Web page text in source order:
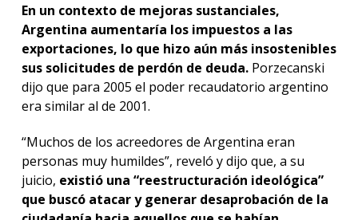
En un contexto de mejoras sustanciales,
Argentina aumentaría los impuestos a las
exportaciones, lo que hizo aún más insostenibles
sus solicitudes de perdón de deuda.Porzecanski
dijo que para 2005 el poder recaudatorio argentino
era similar al de 2001.
“Muchos de los acreedores de Argentina eran
personas muy humildes”, reveló y dijo que, a su
juicio, existió una “reestructuración ideológica”
que buscó atacar y generar desaprobación de la